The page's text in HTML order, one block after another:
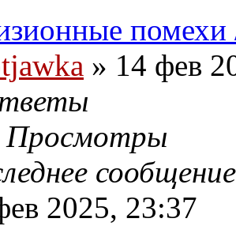
» 14 фев
Просмотры
сообщение
2025, 23:37